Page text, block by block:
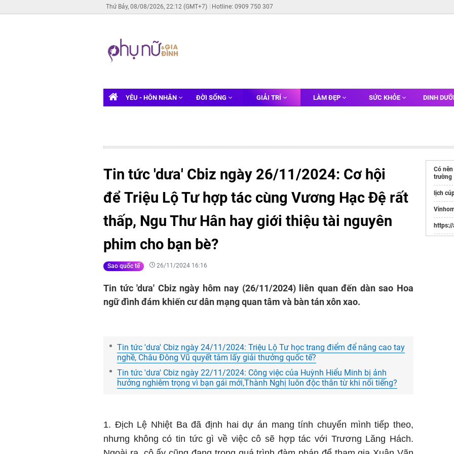
Thứ Bảy, 08/08/2026, 22:12 (GMT+7) Hotline: 0909 750 307
YÊU - HÔN NHÂN ĐỜI SỐNG GIẢI TRÍ LÀM ĐẸP SỨC KHỎE DINH
Tin tức 'dưa' Cbiz ngày 26/11/2024: Cơ hội
để Triệu Lộ Tư hợp tác cùng Vương Hạc Đệ rất
thấp, Ngu Thư Hân hay giới thiệu tài nguyên
phim cho bạn bè?
Sao quốc tế 26/11/2024 16:16
Tin tức 'dưa' Cbiz ngày hôm nay (26/11/2024) liên quan đến dàn sao Hoa
ngữ đình đám khiến cư dân mạng quan tâm và bàn tán xôn xao.
Tin tức 'dưa' Cbiz ngày 24/11/2024: Triệu Lộ Tư học trang điểm để nâng cao tay
nghề, Châu Đông Vũ quyết tâm lấy giải thưởng quốc tế?
Tin tức 'dưa' Cbiz ngày 22/11/2024: Công việc của Huỳnh Hiểu Minh bị ảnh
hưởng nghiêm trọng vì bạn gái mới,Thành Nghị luôn độc thân từ khi nổi tiếng?
1. Địch Lệ Nhiệt Ba đã định hai dự án mang tính chuyển mình tiếp theo,
nhưng không có tin tức gì về việc cô sẽ hợp tác với Trương Lăng Hách.
Có
trường
lịch
https://